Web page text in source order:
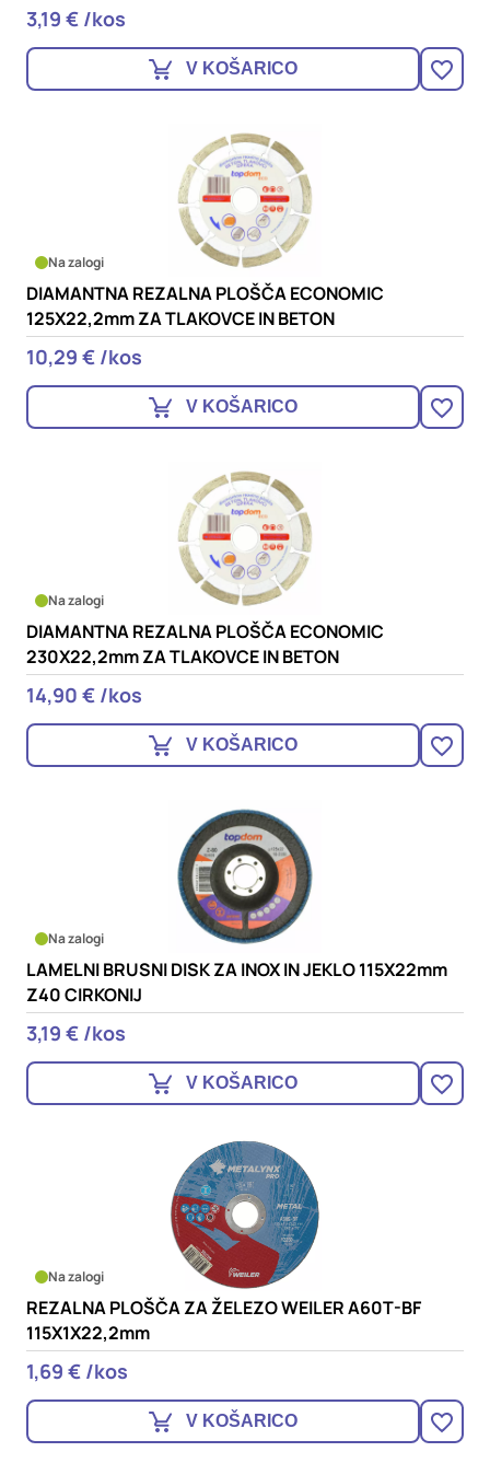
3,19 € /kos
V KOŠARICO
Na zalogi
DIAMANTNA REZALNA PLOŠČA ECONOMIC
125X22,2mm ZA TLAKOVCE IN BETON
10,29 € /kos
V KOŠARICO
Na zalogi
DIAMANTNA REZALNA PLOŠČA ECONOMIC
230X22,2mm ZA TLAKOVCE IN BETON
14,90 € /kos
V KOŠARICO
Na zalogi
LAMELNI BRUSNI DISK ZA INOX IN JEKLO 115X22mm
Z40 CIRKONIJ
3,19 € /kos
V KOŠARICO
Na zalogi
REZALNA PLOŠČA ZA ŽELEZO WEILER A60T-BF
115X1X22,2mm
1,69 € /kos
V KOŠARICO